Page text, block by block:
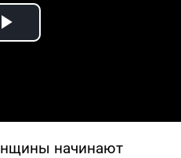
Play Video
начинают